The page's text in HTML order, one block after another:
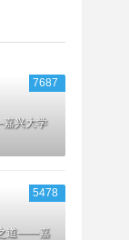
7687
兴大学
5478
道——嘉